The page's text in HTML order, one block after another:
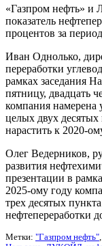
«Газпром нефть»
показатель
процентов за
Иван Однолько,
переработки
рамках заседания
пятницу, двадцать
компания намерена
целых двух десятых
нарастить к 2020-
Олег Ведерников,
развития
презентации в
2025-ому году
трех десятых
нефтепереработки
Метки: "Газпром нефть",